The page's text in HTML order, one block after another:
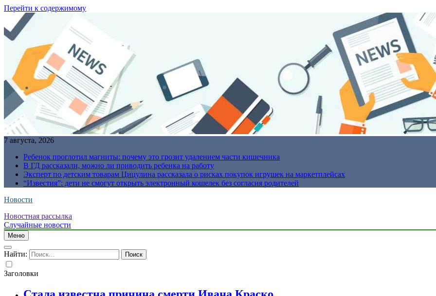
Перейти к содержимому
7 августа, 2026
Ребенок проглотил магниты: почему это грозит удалением части кишечника
В ГД рассказали, можно ли приводить ребенка на работу
Эксперт по детским товарам Цицулина рассказала о рисках покупок игрушек на маркетплейсах
“Известия”: дети не смогут открыть электронный кошелек без согласия родителей
Новости
Новостная рассылка
Случайные новости
Меню
Найти:
Заголовки